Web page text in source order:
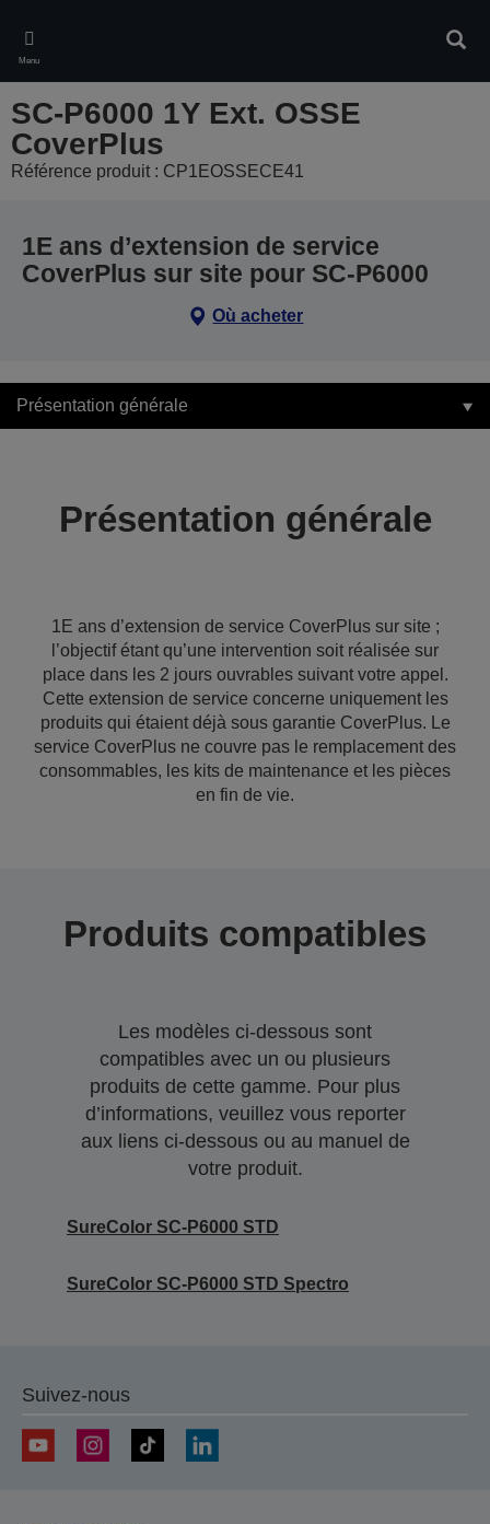
main
content
Menu
SC-P6000 1Y Ext. OSSE
CoverPlus
Référence produit : CP1EOSSECE41
1E ans d’extension de service
CoverPlus sur site pour SC-P6000
Où acheter
Présentation générale
Présentation générale
1E ans d’extension de service CoverPlus sur site ;
l’objectif étant qu’une intervention soit réalisée sur
place dans les 2 jours ouvrables suivant votre appel.
Cette extension de service concerne uniquement les
produits qui étaient déjà sous garantie CoverPlus. Le
service CoverPlus ne couvre pas le remplacement des
consommables, les kits de maintenance et les pièces
en fin de vie.
Produits compatibles
Les modèles ci-dessous sont
compatibles avec un ou plusieurs
produits de cette gamme. Pour plus
d’informations, veuillez vous reporter
aux liens ci-dessous ou au manuel de
votre produit.
SureColor SC-P6000 STD
SureColor SC-P6000 STD Spectro
Suivez-nous